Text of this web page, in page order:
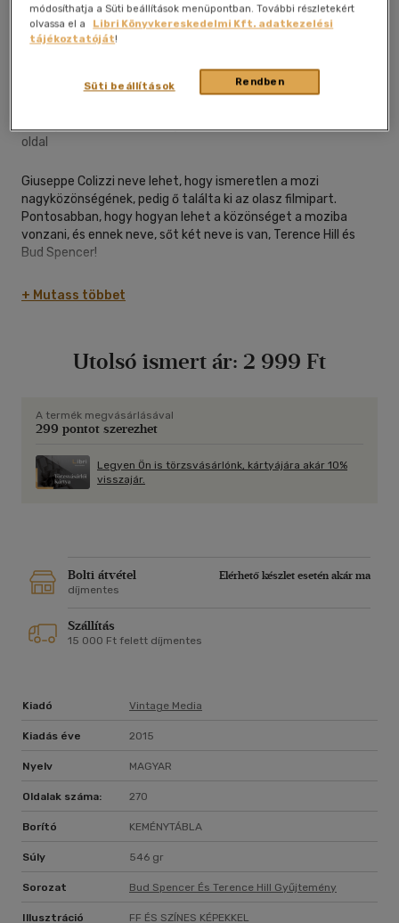
oldal
Giuseppe Colizzi neve lehet, hogy ismeretlen a mozi
nagyközönségének, pedig ő találta ki az olasz filmipart.
Pontosabban, hogy hogyan lehet a közönséget a moziba
vonzani, és ennek neve, sőt két neve is van, Terence Hill és
Bud Spencer!
Bár az Isten megbocsát én nem!-ben, Colizzi első filmjében a
párost véletlenül fedezte fel, a következő filmjeivel a
Ez a könyv a filmek, a sajtó, a fényképek és az őt ismerőkkel
filmjük kapcsán...
+ Mutass többet
Utolsó ismert ár: 2 999 Ft
A termék megvásárlásával
299 pontot szerezhet
Legyen Ön is törzsvásárlónk, kártyájára akár 10%
visszajár.
Bolti átvétel
Elérhető készlet esetén akár ma
díjmentes
Szállítás
15 000 Ft felett díjmentes
Kiadó Vintage Media
Kiadás éve 2015
Nyelv MAGYAR
Oldalak száma: 270
Borító KEMÉNYTÁBLA
Súly 546 gr
Sorozat Bud Spencer És Terence Hill Gyűjtemény
Illusztráció FF ÉS SZÍNES KÉPEKKEL
módosíthatja a Süti beállítások menüpontban. További részletekért
olvassa el a
Libri Könyvkereskedelmi Kft. adatkezelési
tájékoztatóját!
Rendben
Süti beállítások